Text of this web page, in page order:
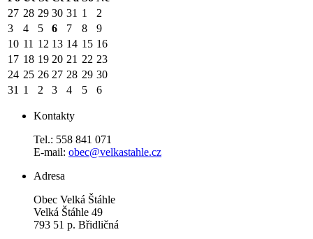
27 28 29 30 31 1
2
3
4 5 6 7 8
9
10 11 12 13 14 15 16
17 18 19 20 21 22 23
24 25 26 27 28 29 30
31 1 2 3 4 5 6
Kontakty
Tel.: 558 841 071
E-mail: obec@velkastahle.cz
Adresa
Obec Velká Štáhle
Velká Štáhle 49
793 51 p. Břidličná